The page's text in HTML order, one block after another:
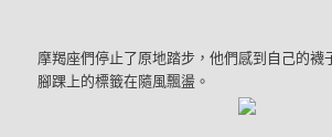
摩羯座們停止了原地踏步，他們感到自己的襪
腳踝上的標籤在隨風飄盪。